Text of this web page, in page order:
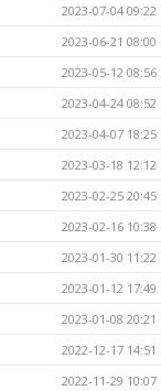
2023-07-04 09:22
2023-06-21 08:00
2023-05-12 08:56
2023-04-24 08:52
2023-04-07 18:25
2023-03-18 12:12
2023-02-25 20:45
2023-02-16 10:38
2023-01-30 11:22
2023-01-12 17:49
2023-01-08 20:21
2022-12-17 14:51
2022-11-29 10:07